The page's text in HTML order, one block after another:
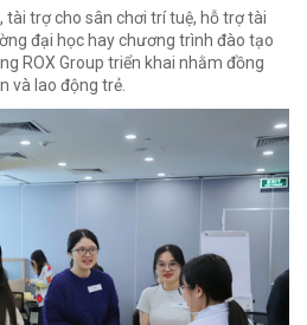
tài trợ cho sân chơi trí tuệ, hỗ trợ tài
đại học hay chương trình đào tạo
ROX Group triển khai nhằm đồng
và lao động trẻ.